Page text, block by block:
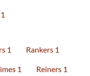
1 Rankers 1
1 Reiners 1